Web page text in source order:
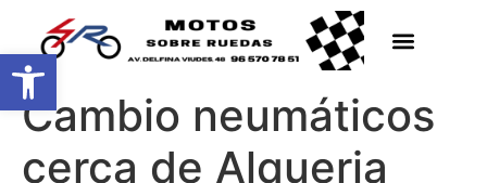
Abrir barra de herramientas
Cambio neumáticos
cerca de Alqueria